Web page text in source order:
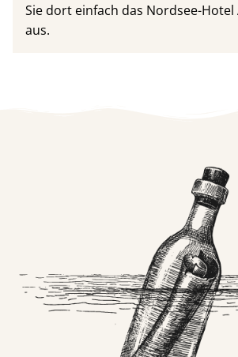
Sie dort einfach das Nordsee-Hotel
aus.